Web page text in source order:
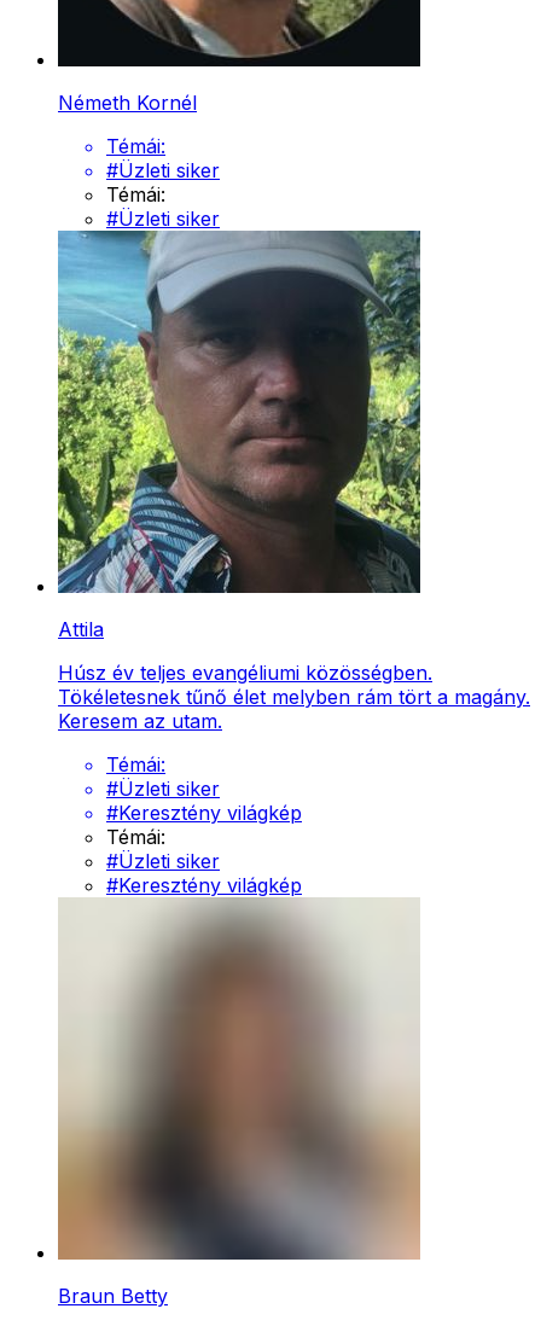
Németh Kornél
Témái:
#Üzleti siker
Témái:
#Üzleti siker
Attila
Húsz év teljes evangéliumi közösségben.
Tökéletesnek tűnő élet melyben rám tört a magány.
Keresem az utam.
Témái:
#Üzleti siker
#Keresztény világkép
Témái:
#Üzleti siker
#Keresztény világkép
Braun Betty